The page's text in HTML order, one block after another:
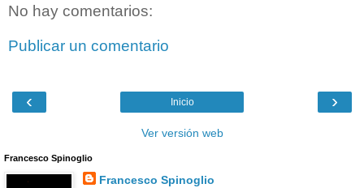
No hay comentarios:
Publicar un comentario
‹ ›
Inicio
Ver versión web
Francesco Spinoglio
Francesco Spinoglio